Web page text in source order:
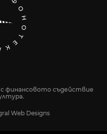
финансовото съдействие
Web Designs